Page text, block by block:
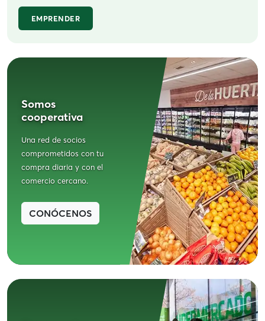
EMPRENDER
Somos
cooperativa
Una red de socios
comprometidos con tu
compra diaria y con el
comercio cercano.
CONÓCENOS